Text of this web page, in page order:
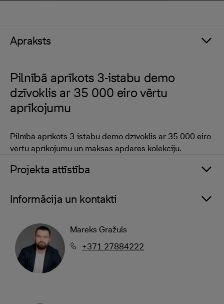
Apraksts
Pilnībā aprīkots 3-istabu demo
dzīvoklis ar 35 000 eiro vērtu
aprīkojumu
Pilnībā aprīkots 3-istabu demo dzīvoklis ar 35 000 eiro
vērtu aprīkojumu un maksas apdares kolekciju.
Projekta attīstība
Informācija un kontakti
Mareks Gražuls
+371 27884222